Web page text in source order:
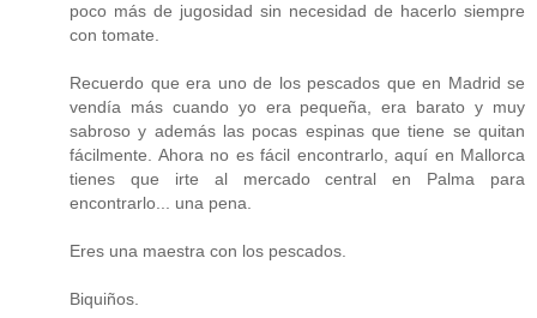
poco más de jugosidad sin necesidad de hacerlo siempre
con tomate.
Recuerdo que era uno de los pescados que en Madrid se
vendía más cuando yo era pequeña, era barato y muy
sabroso y además las pocas espinas que tiene se quitan
fácilmente. Ahora no es fácil encontrarlo, aquí en Mallorca
tienes que irte al mercado central en Palma para
encontrarlo... una pena.
Eres una maestra con los pescados.
Biquiños.